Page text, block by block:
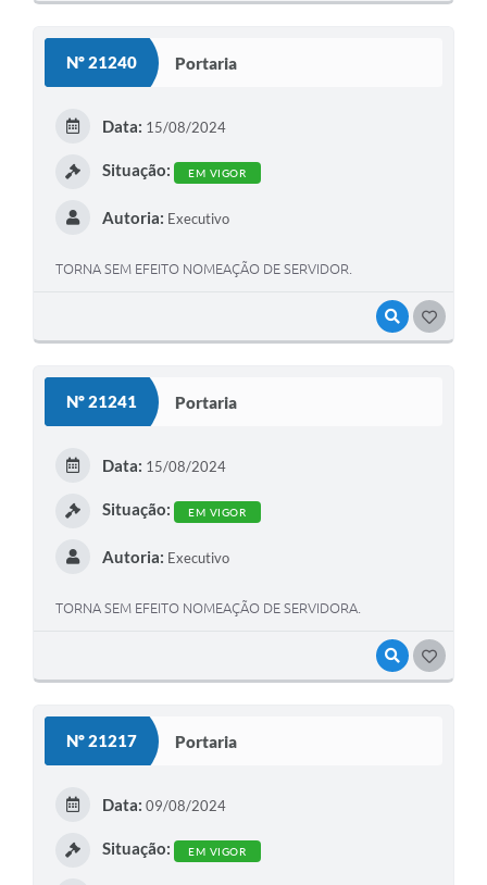
Nº 21240 Portaria
VISUALIZAR
Data: 15/08/2024
Situação: EM VIGOR
Autoria: Executivo
TORNA SEM EFEITO NOMEAÇÃO DE SERVIDOR.
Nº 21241 Portaria
VISUALIZAR
Data: 15/08/2024
Situação: EM VIGOR
Autoria: Executivo
TORNA SEM EFEITO NOMEAÇÃO DE SERVIDORA.
Nº 21217 Portaria
Data: 09/08/2024
Situação: EM VIGOR